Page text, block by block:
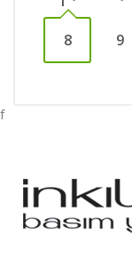
8 9
f